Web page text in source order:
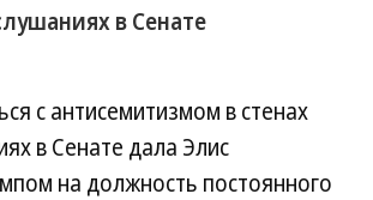
в Сенате
с антисемитизмом в стенах
в Сенате дала Элис
на должность постоянного